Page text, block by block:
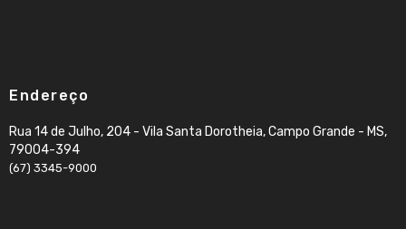
Endereço
Rua 14 de Julho, 204 - Vila Santa Dorotheia, Campo Grande - MS,
79004-394
(67) 3345-9000